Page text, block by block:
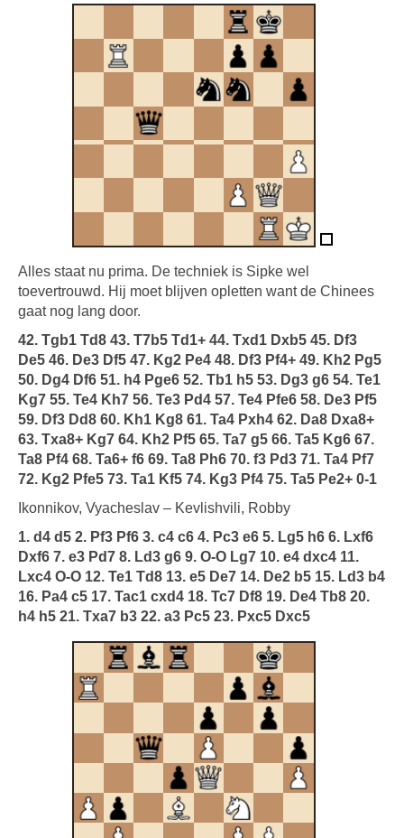
Alles staat nu prima. De techniek is Sipke wel
toevertrouwd. Hij moet blijven opletten want de Chinees
gaat nog lang door.
42. Tgb1 Td8 43. T7b5 Td1+ 44. Txd1 Dxb5 45. Df3
De5 46. De3 Df5 47. Kg2 Pe4 48. Df3 Pf4+ 49. Kh2 Pg5
50. Dg4 Df6 51. h4 Pge6 52. Tb1 h5 53. Dg3 g6 54. Te1
Kg7 55. Te4 Kh7 56. Te3 Pd4 57. Te4 Pfe6 58. De3 Pf5
59. Df3 Dd8 60. Kh1 Kg8 61. Ta4 Pxh4 62. Da8 Dxa8+
63. Txa8+ Kg7 64. Kh2 Pf5 65. Ta7 g5 66. Ta5 Kg6 67.
Ta8 Pf4 68. Ta6+ f6 69. Ta8 Ph6 70. f3 Pd3 71. Ta4 Pf7
72. Kg2 Pfe5 73. Ta1 Kf5 74. Kg3 Pf4 75. Ta5 Pe2+ 0-1
Ikonnikov, Vyacheslav – Kevlishvili, Robby
1. d4 d5 2. Pf3 Pf6 3. c4 c6 4. Pc3 e6 5. Lg5 h6 6. Lxf6
Dxf6 7. e3 Pd7 8. Ld3 g6 9. O-O Lg7 10. e4 dxc4 11.
Lxc4 O-O 12. Te1 Td8 13. e5 De7 14. De2 b5 15. Ld3 b4
16. Pa4 c5 17. Tac1 cxd4 18. Tc7 Df8 19. De4 Tb8 20.
h4 h5 21. Txa7 b3 22. a3 Pc5 23. Pxc5 Dxc5